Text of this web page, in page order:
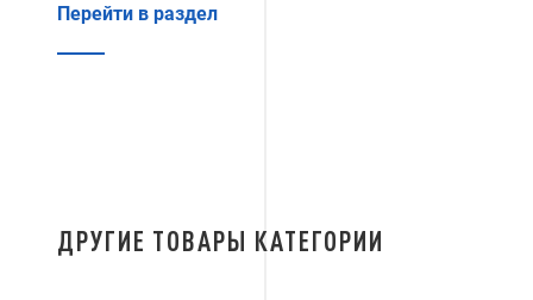
Перейти в раздел
ДРУГИЕ ТОВАРЫ КАТЕГОРИИ